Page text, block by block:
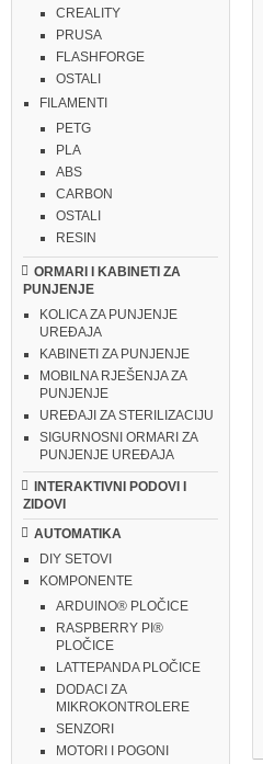
CREALITY
PRUSA
FLASHFORGE
OSTALI
FILAMENTI
PETG
PLA
ABS
CARBON
OSTALI
RESIN
ORMARI I KABINETI ZA
PUNJENJE
KOLICA ZA PUNJENJE
UREĐAJA
KABINETI ZA PUNJENJE
MOBILNA RJEŠENJA ZA
PUNJENJE
UREĐAJI ZA STERILIZACIJU
SIGURNOSNI ORMARI ZA
PUNJENJE UREĐAJA
INTERAKTIVNI PODOVI I
ZIDOVI
AUTOMATIKA
DIY SETOVI
KOMPONENTE
ARDUINO® PLOČICE
RASPBERRY PI®
PLOČICE
LATTEPANDA PLOČICE
DODACI ZA
MIKROKONTROLERE
SENZORI
MOTORI I POGONI